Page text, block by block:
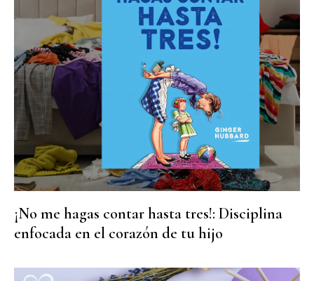
¡No me hagas contar hasta tres!: Disciplina
enfocada en el corazón de tu hijo